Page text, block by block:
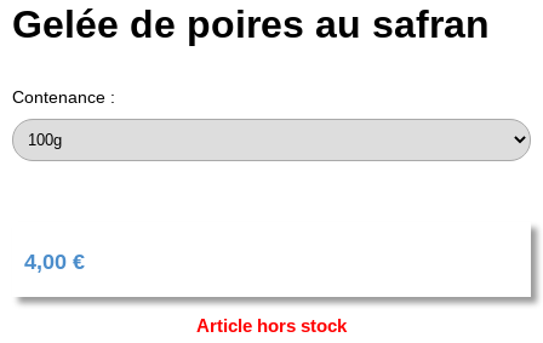
Gelée de poires au safran
Contenance :
4,00 €
Article hors stock